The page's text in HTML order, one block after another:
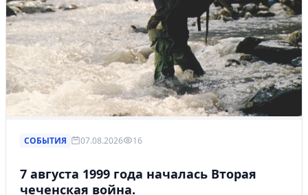
СОБЫТИЯ 07.08.2026 16
7 августа 1999 года началась Вторая
чеченская война.